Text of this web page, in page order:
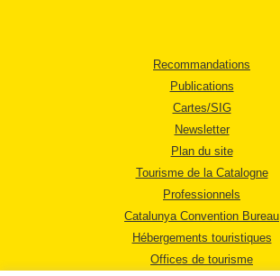
Recommandations
Publications
Cartes/SIG
Newsletter
Plan du site
Tourisme de la Catalogne
Professionnels
Catalunya Convention Bureau
Hébergements touristiques
Offices de tourisme